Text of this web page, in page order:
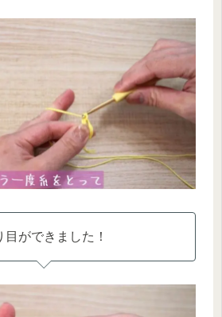
目ができました！